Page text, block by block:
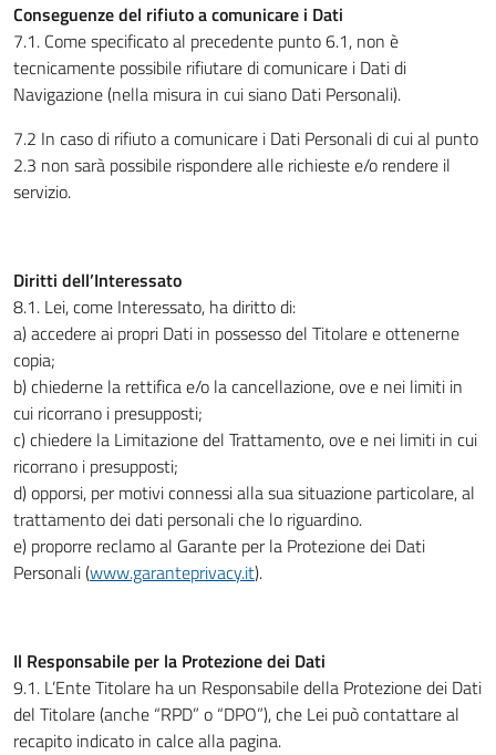
Conseguenze del rifiuto a comunicare i Dati
7.1. Come specificato al precedente punto 6.1, non è
tecnicamente possibile rifiutare di comunicare i Dati di
Navigazione (nella misura in cui siano Dati Personali).
7.2 In caso di rifiuto a comunicare i Dati Personali di cui al punto
2.3 non sarà possibile rispondere alle richieste e/o rendere il
servizio.
Diritti dell’Interessato
8.1. Lei, come Interessato, ha diritto di:
a) accedere ai propri Dati in possesso del Titolare e ottenerne
copia;
b) chiederne la rettifica e/o la cancellazione, ove e nei limiti in
cui ricorrano i presupposti;
c) chiedere la Limitazione del Trattamento, ove e nei limiti in cui
ricorrano i presupposti;
d) opporsi, per motivi connessi alla sua situazione particolare, al
trattamento dei dati personali che lo riguardino.
e) proporre reclamo al Garante per la Protezione dei Dati
Personali (www.garanteprivacy.it).
Il Responsabile per la Protezione dei Dati
9.1. L’Ente Titolare ha un Responsabile della Protezione dei Dati
del Titolare (anche “RPD” o “DPO”), che Lei può contattare al
recapito indicato in calce alla pagina.